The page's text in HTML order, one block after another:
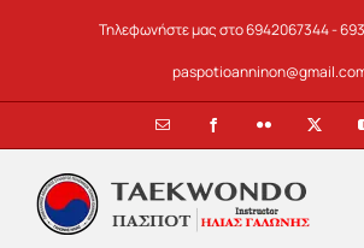
Τηλεφωνήστε μας στο 6942067344 -
Email FacebookFlickr